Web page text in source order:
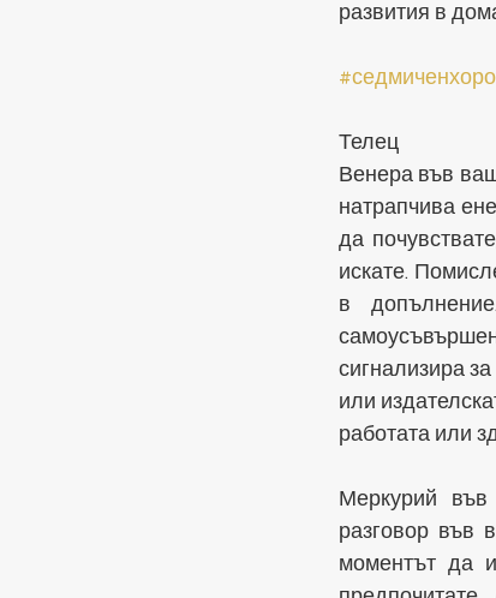
развития в
Телец
Венера във
натрапчива
да
искате.
в
сигнализира
или
работата или
Меркурий
разговор във
моментът да